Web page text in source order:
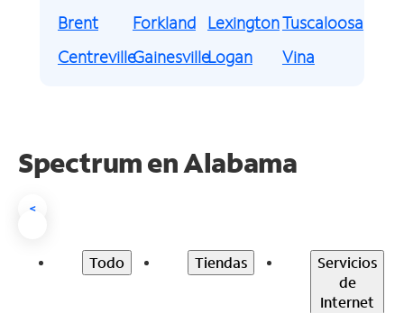
Brent
Centreville
Forkland
Gainesville
Lexington
Logan
Tuscaloosa
Vina
Spectrum enAlabama
<
Todo Tiendas
Servicios
de
Internet